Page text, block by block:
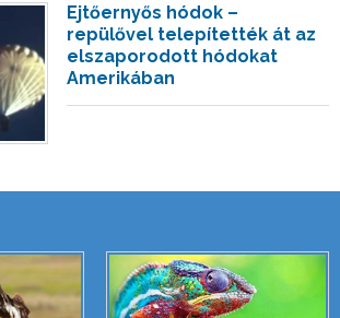
Ejtőernyős hódok –
repülővel telepítették át az
elszaporodott hódokat
Amerikában